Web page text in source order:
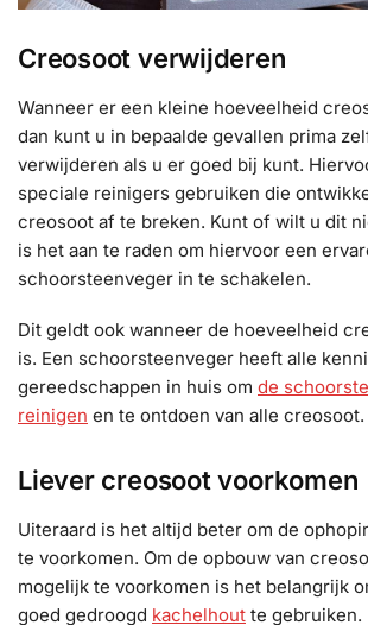
Creosoot verwijderen
Wanneer er een kleine hoeveelheid
dan kunt u in bepaalde gevallen prima
verwijderen als u er goed bij kunt.
speciale reinigers gebruiken die
creosoot af te breken. Kunt of wilt u dit
is het aan te raden om hiervoor een
schoorsteenveger in te schakelen.
Dit geldt ook wanneer de hoeveelheid
is. Een schoorsteenveger heeft alle
gereedschappen in huis om de
reinigen en te ontdoen van alle creosoot.
Liever creosoot voorkomen
Uiteraard is het altijd beter om de
te voorkomen. Om de opbouw van
mogelijk te voorkomen is het belangrijk
goed gedroogd kachelhout te gebruiken.